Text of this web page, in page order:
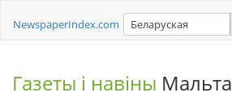
NewspaperIndex.com Беларуская
Газеты і навіны Мальта